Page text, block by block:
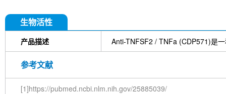
生物活性
产品描述 Anti-TNFSF2 / TNFa (CDP571)是
参考文献
[1]https://pubmed.ncbi.nlm.nih.gov/25885039/